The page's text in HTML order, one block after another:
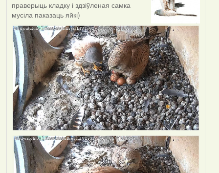
праверыць кладку і здзіўленая самка
мусіла паказаць яйкі)